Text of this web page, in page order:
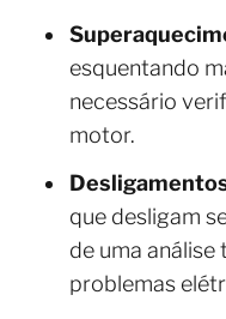
esquentando
necessário
motor.
que desligam
de uma
problemas